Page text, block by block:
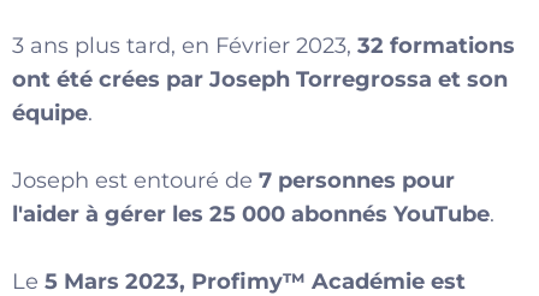
3 ans plus tard, en Février 2023, 32 formations
ont été crées par Joseph Torregrossa et son
équipe.
Joseph est entouré de 7 personnes pour
l'aider à gérer les 25 000 abonnés YouTube.
Le 5 Mars 2023, Profimy™️ Académie est